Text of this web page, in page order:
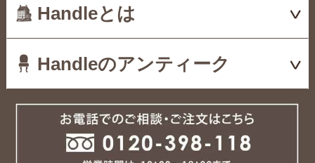
Handleとは
Handleのアンティーク